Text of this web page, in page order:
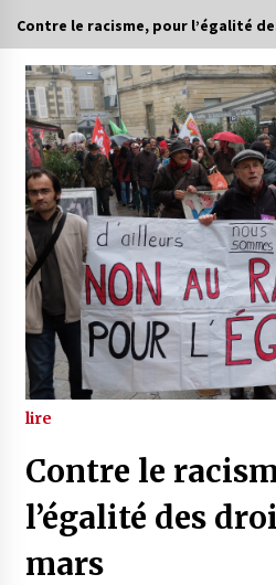
Contre le racisme, pour l’égalité
lire
Contre le
l’égalité des
mars